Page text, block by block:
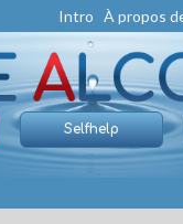
Intro À propos
Selfhelp